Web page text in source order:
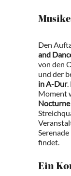
Den
and
von den
und der
in A-Dur.
Moment
Nocturne
findet.
Ein